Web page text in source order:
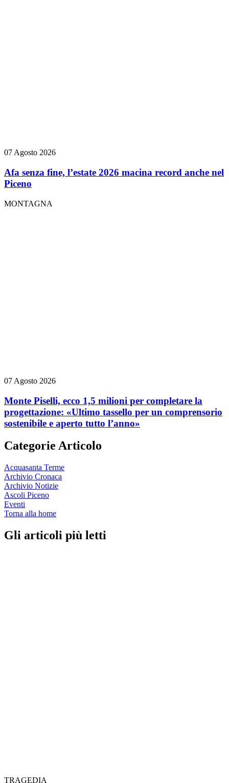
07 Agosto 2026
Afa senza fine, l’estate 2026 macina record anche nel
Piceno
MONTAGNA
07 Agosto 2026
Monte Piselli, ecco 1,5 milioni per completare la
progettazione: «Ultimo tassello per un comprensorio
sostenibile e aperto tutto l’anno»
Categorie Articolo
Acquasanta Terme
Archivio Cronaca
Archivio Notizie
Ascoli Piceno
Eventi
Torna alla home
Gli articoli più letti
TRAGEDIA